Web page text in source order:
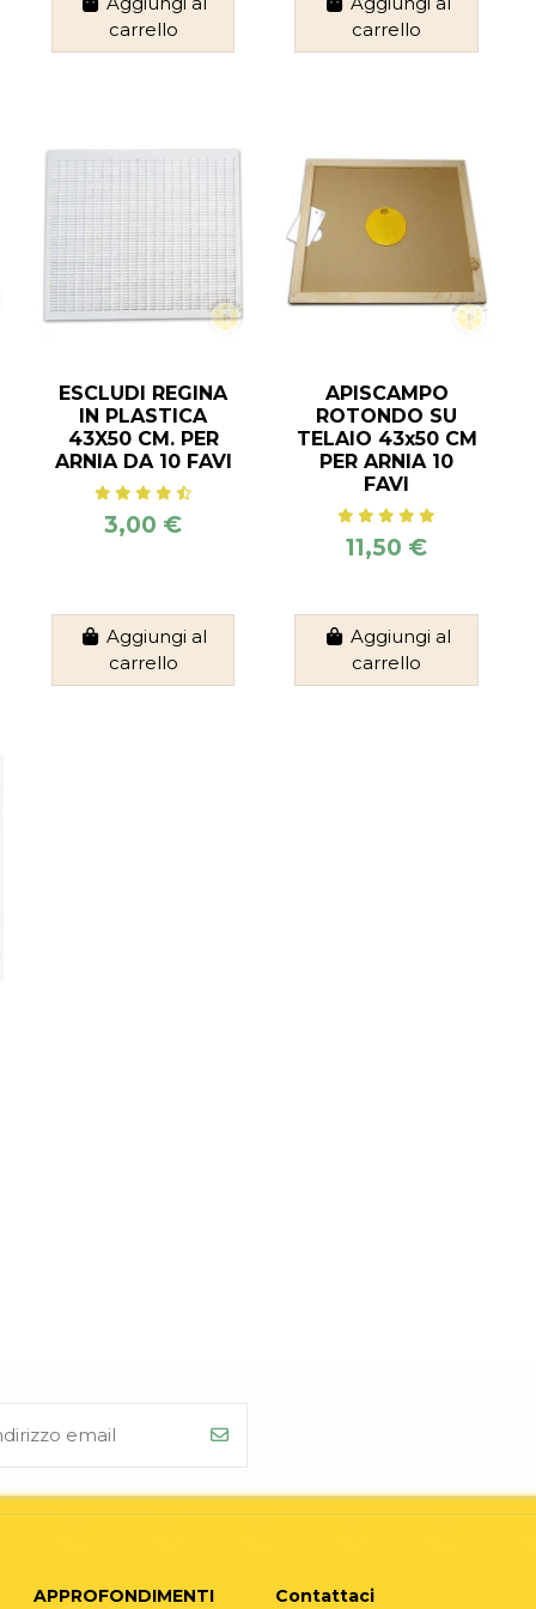
carrello
carrello
ESCLUDI REGINA
IN PLASTICA
43X50 CM. PER
ARNIA DA 10 FAVI
3,00 €
Aggiungi al
carrello
APISCAMPO
ROTONDO SU
TELAIO 43x50 CM
PER ARNIA 10
FAVI
11,50 €
Aggiungi al
carrello
APPROFONDIMENTI Contattaci